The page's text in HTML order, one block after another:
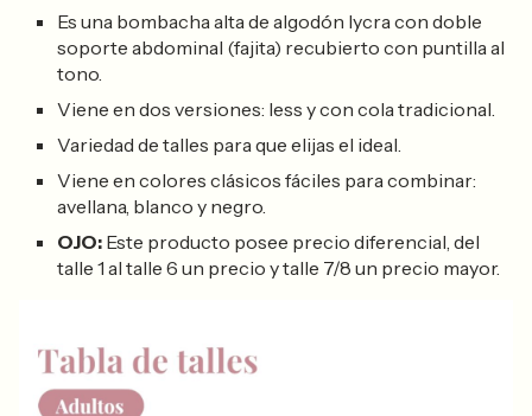
Es una bombacha alta de algodón lycra con doble
soporte abdominal (fajita) recubierto con puntilla al
tono.
Viene en dos versiones: less y con cola tradicional.
Variedad de talles para que elijas el ideal.
Viene en colores clásicos fáciles para combinar:
avellana, blanco y negro.
OJO: Este producto posee precio diferencial, del
talle 1 al talle 6 un precio y talle 7/8 un precio mayor.